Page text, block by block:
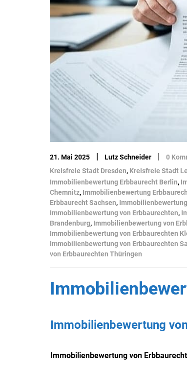
21. Mai 2025 | Lutz Schneider | 0
Kreisfreie Stadt Dresden, Kreisfreie Stadt
Immobilienbewertung Erbbaurecht Berlin,
Chemnitz, Immobilienbewertung
Erbbaurecht Sachsen,
Immobilienbewertung von Erbbaurechten,
Brandenburg, Immobilienbewertung von
Immobilienbewertung von Erbbaurechten
Immobilienbewertung von Erbbaurechten
von Erbbaurechten Thüringen
Immobilienbewertung
Immobilienbewertung von